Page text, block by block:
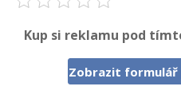
Kup si reklamu pod
Zobrazit formulář